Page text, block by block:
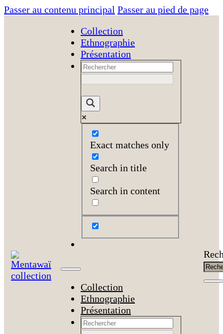
Passer au contenu principal Passer au pied de page
Collection
Ethnographie
Présentation
Exact matches only
Search in title
Search in content
Collection
Ethnographie
Présentation